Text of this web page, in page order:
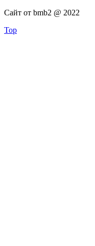
Сайт от bmb2 @ 2022
Top